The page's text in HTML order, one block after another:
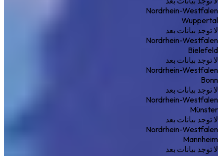
Nordrhein-Westfalen
Wuppertal
لا توجد بيانات بعد
Nordrhein-Westfalen
Bielefeld
لا توجد بيانات بعد
Nordrhein-Westfalen
Bonn
لا توجد بيانات بعد
Nordrhein-Westfalen
Münster
لا توجد بيانات بعد
Nordrhein-Westfalen
Mannheim
لا توجد بيانات بعد